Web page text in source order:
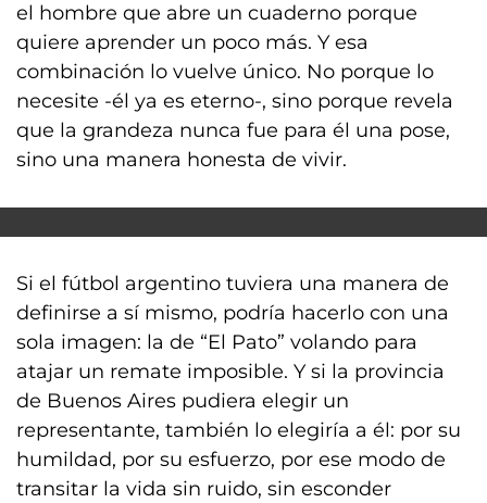
el hombre que abre un cuaderno porque
quiere aprender un poco más. Y esa
combinación lo vuelve único. No porque lo
necesite -él ya es eterno-, sino porque revela
que la grandeza nunca fue para él una pose,
sino una manera honesta de vivir.
Si el fútbol argentino tuviera una manera de
definirse a sí mismo, podría hacerlo con una
sola imagen: la de “El Pato” volando para
atajar un remate imposible. Y si la provincia
de Buenos Aires pudiera elegir un
representante, también lo elegiría a él: por su
humildad, por su esfuerzo, por ese modo de
transitar la vida sin ruido, sin esconder